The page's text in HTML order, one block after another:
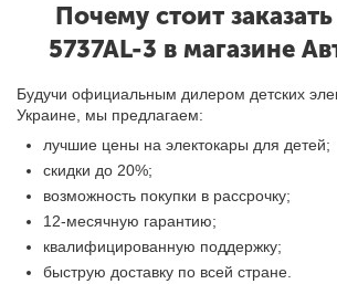
Почему стоит
5737AL-3 в магазине
Будучи официальным дилером детских
Украине, мы предлагаем:
лучшие цены на электокары для детей;
скидки до 20%;
возможность покупки в рассрочку;
12-месячную гарантию;
квалифицированную поддержку;
быструю доставку по всей стране.